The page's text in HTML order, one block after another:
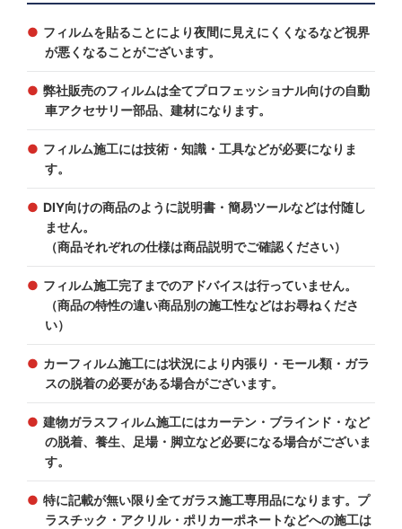
フィルムを貼ることにより夜間に見えにくくなるなど視界
が悪くなることがございます。
弊社販売のフィルムは全てプロフェッショナル向けの自動
車アクセサリー部品、建材になります。
フィルム施工には技術・知識・工具などが必要になりま
す。
DIY向けの商品のように説明書・簡易ツールなどは付随し
ません。
（商品それぞれの仕様は商品説明でご確認ください）
フィルム施工完了までのアドバイスは行っていません。
（商品の特性の違い商品別の施工性などはお尋ねくださ
い）
カーフィルム施工には状況により内張り・モール類・ガラ
スの脱着の必要がある場合がございます。
建物ガラスフィルム施工にはカーテン・ブラインド・など
の脱着、養生、足場・脚立など必要になる場合がございま
す。
特に記載が無い限り全てガラス施工専用品になります。プ
ラスチック・アクリル・ポリカーポネートなどへの施工は